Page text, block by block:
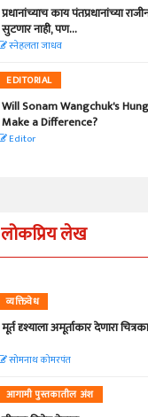
प्रधानांच्याच काय पंतप्रधानांच्या
सुटणार नाही, पण...
स्नेहलता जाधव
EDITORIAL
Will Sonam Wangchuk's
Make a Difference?
Editor
लोकप्रिय लेख
व्यक्तिवेध
मूर्त दृश्याला अमूर्ताकार देणारा
सोमनाथ कोमरपंत
आगामी पुस्तकातील अंश